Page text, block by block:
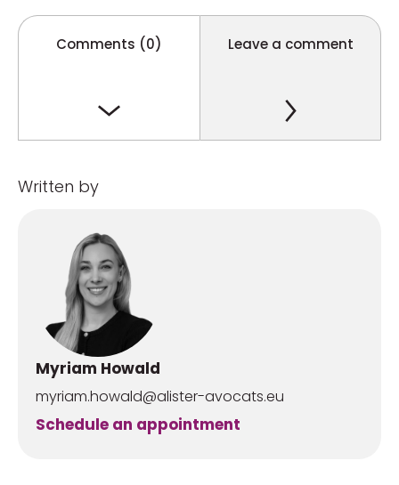
Comments (0) Leave a comment
Written by
Myriam Howald
myriam.howald@alister-avocats.eu
Schedule an appointment